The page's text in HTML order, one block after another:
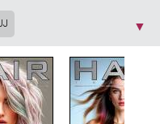
▼
Dowiedz się więcej o
[X]